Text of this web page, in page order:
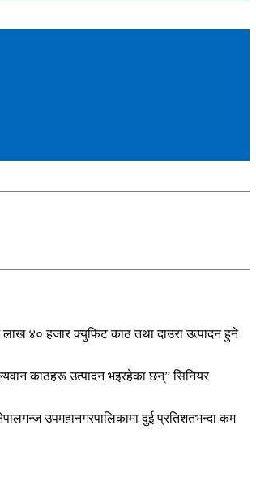
४० हजार क्युफिट काठ तथा दाउरा उत्पादन हुने
काठहरू उत्पादन भइरहेका छन्” सिनियर
उपमहानगरपालिकामा दुई प्रतिशतभन्दा कम